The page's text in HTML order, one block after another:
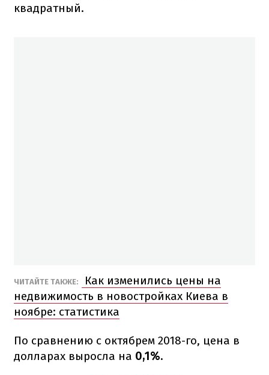
квадратный.
ЧИТАЙТЕ ТАКЖЕ:
Как изменились цены на
недвижимость в новостройках Киева в
ноябре: статистика
По сравнению с октябрем 2018-го, цена в
долларах выросла на 0,1%.